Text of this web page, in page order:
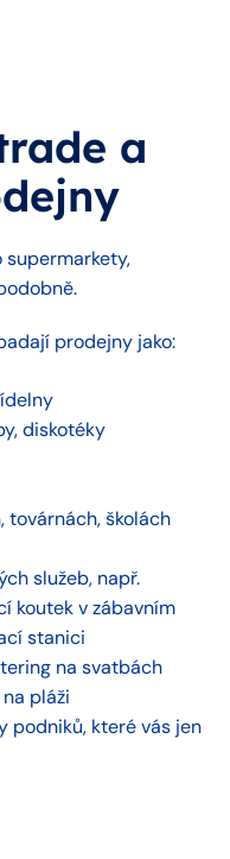
a
prodejny jako:
diskotéky
továrnách, školách
služeb, např.
koutek v zábavním
stanici
na svatbách
pláži
podniků, které vás jen